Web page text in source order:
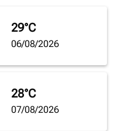
29°C
06/08/2026
28°C
07/08/2026